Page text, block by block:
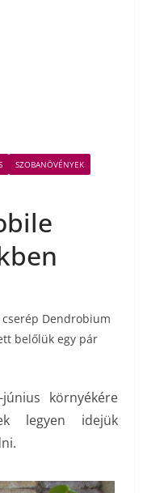
SZOBANÖVÉNYEK
Dendrobium
belőlük egy pár
környékére
legyen idejük